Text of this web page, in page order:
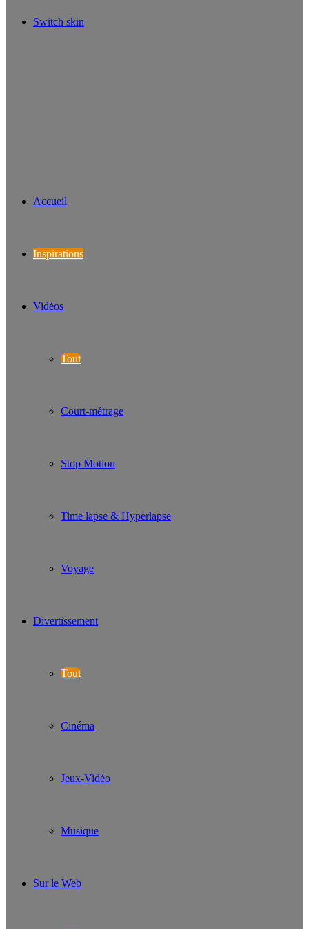
Switch skin
Accueil
Inspirations
Vidéos
Tout
Court-métrage
Stop Motion
Time lapse & Hyperlapse
Voyage
Divertissement
Tout
Cinéma
Jeux-Vidéo
Musique
Sur le Web